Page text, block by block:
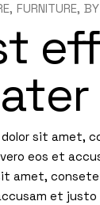
FURNITURE BY
dolor sit amet,
eos et
amet,
et